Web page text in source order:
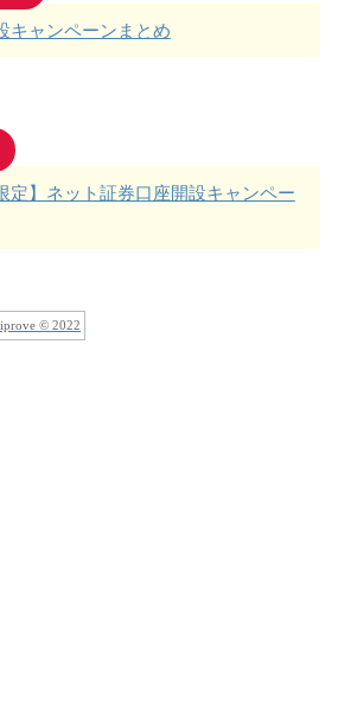
キャンペーンまとめ
定】ネット証券口座開設キャンペー
© 2022